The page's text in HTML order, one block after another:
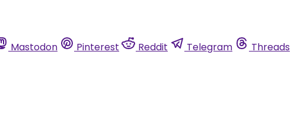
Mastodon Pinterest Reddit Telegram Threads